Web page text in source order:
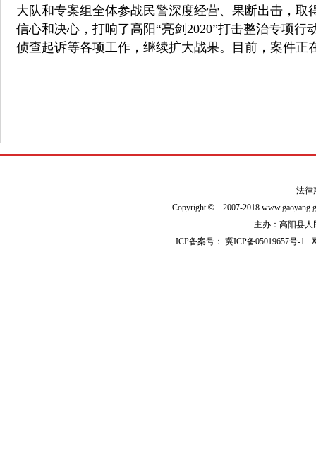
大队和专案组全体参战民警深度经营、果断出击，
信心和决心，打响了高阳“亮剑 2020”打击整治专项行
侦查起诉等各项工作，继续扩大战果。目前，案件正
法律
Copyright© 2007-2018
主办：高阳县人
ICP备案号：冀ICP备05019657号-1